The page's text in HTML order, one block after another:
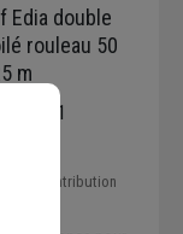
Edia double
rouleau 50
m
1
éco-contribution